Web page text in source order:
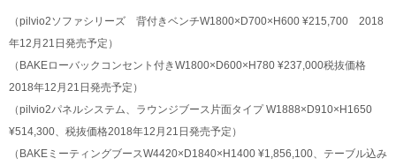
（pilvio2ソファシリーズ 背付きベンチW1800×D700×H600 ¥215,700 2018
年12月21日発売予定）
（BAKEローバックコンセント付きW1800×D600×H780 ¥237,000税抜価格
2018年12月21日発売予定）
（pilvio2パネルシステム、ラウンジブース片面タイプ W1888×D910×H1650
¥514,300、税抜価格2018年12月21日発売予定）
（BAKEミーティングブースW4420×D1840×H1400 ¥1,856,100、テーブル込み